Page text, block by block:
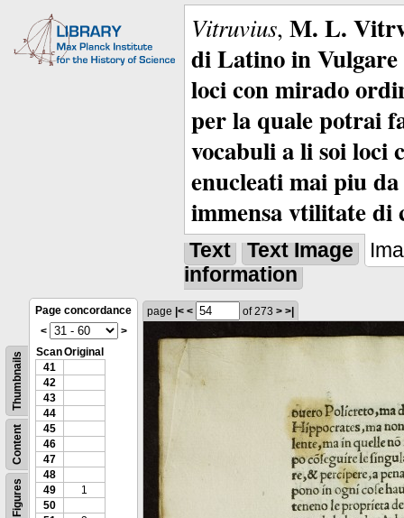
Vitruvius, M. L.
di Latino in Vulgare
loci con mirado
per la quale potrai
vocabuli a li soi loci
enucleati mai piu
immensa vtilitate di
Text Text Image
information
Figures
Content
Thumbnails
Page concordance
<
>
ScanOriginal
41
42
43
44
45
46
47
48
49
1
50
page |< < of 273 > >|